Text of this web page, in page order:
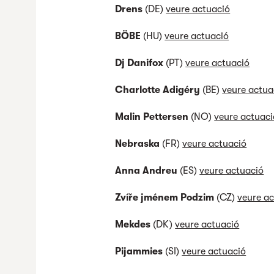
Drens (DE)veure actuació
BÖBE (HU)veure actuació
Dj Danifox (PT)veure actuació
Charlotte Adigéry (BE)veure
Malin Pettersen (NO)veure
Nebraska (FR)veure actuació
Anna Andreu (ES)veure actuació
Zvíře jménem Podzim (CZ)veure
Mekdes (DK)veure actuació
Pijammies (SI)veure actuació